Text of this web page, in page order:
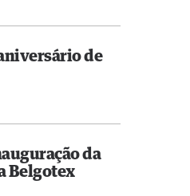
de
da
Belgotex